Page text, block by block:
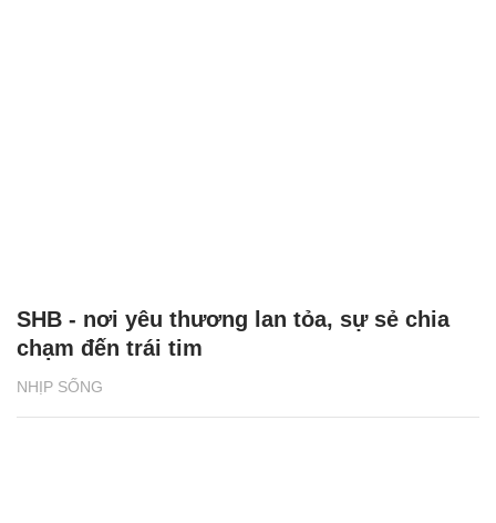
NHỊP SỐNG
SHB - nơi yêu thương lan tỏa, sự sẻ chia
chạm đến trái tim